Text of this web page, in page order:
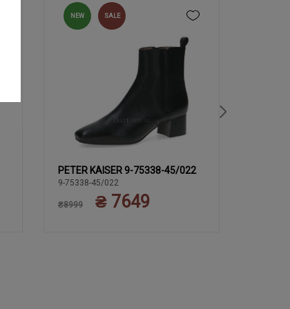
NEW SALE
37 37.5 38 38.5 39
40
PETER KAISER 9-75338-45/022
9-75338-45/022
₴8999 ₴ 7649